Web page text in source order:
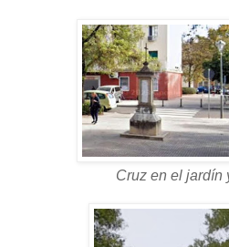
Cruz en el jardín